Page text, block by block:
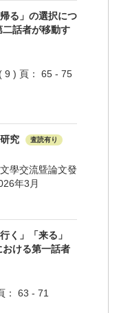
る」の選択につ
話者が移動す
9 ) 頁： 65 - 75
究 査読有り
學交流曁論文發
年3月
く」「来る」
ける第一話者
： 63 - 71